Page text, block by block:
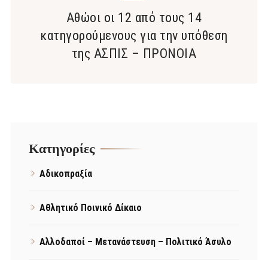
Αθώοι οι 12 από τους 14
κατηγορούμενους για την υπόθεση
της ΑΣΠΙΣ – ΠΡΟΝΟΙΑ
Kατηγορίες
Αδικοπραξία
Αθλητικό Ποινικό Δίκαιο
Αλλοδαποί – Μετανάστευση – Πολιτικό Άσυλο